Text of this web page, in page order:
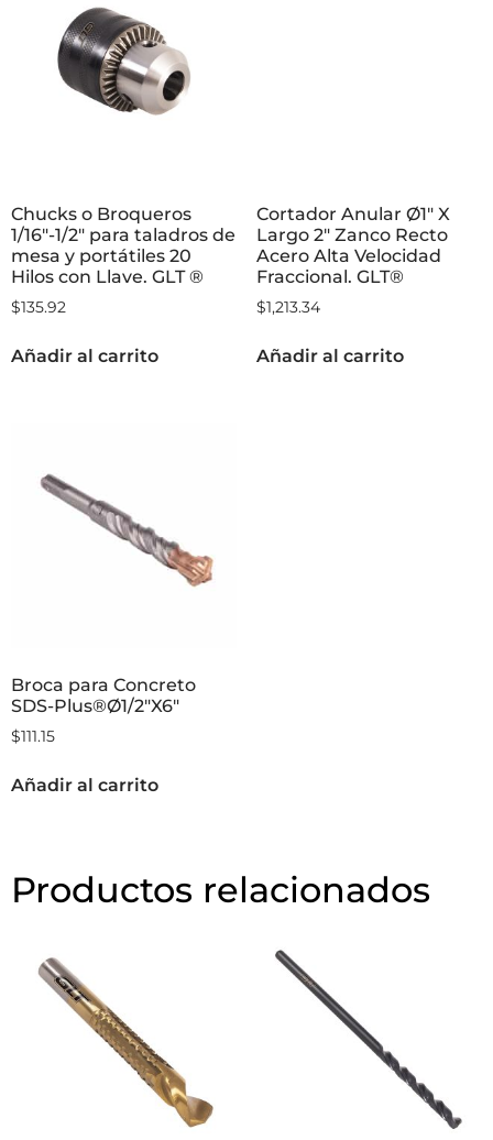
Chucks o Broqueros
1/16″-1/2″ para taladros de
mesa y portátiles 20
Hilos con Llave. GLT ®
$135.92
Añadir al carrito
Cortador Anular Ø1″ X
Largo 2″ Zanco Recto
Acero Alta Velocidad
Fraccional. GLT®
$1,213.34
Añadir al carrito
Broca para Concreto
SDS-Plus®Ø1/2″X6″
$111.15
Añadir al carrito
Productos relacionados